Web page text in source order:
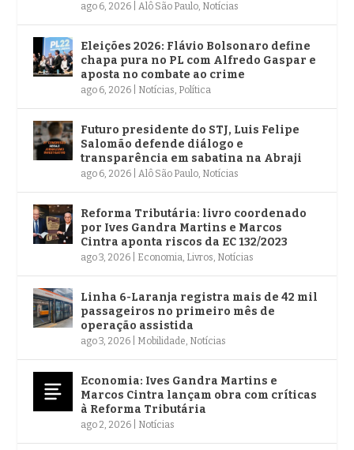
ago 6, 2026 |Alô São Paulo, Notícias
Eleições 2026: Flávio Bolsonaro define
chapa pura no PL com Alfredo Gaspar e
aposta no combate ao crime
ago 6, 2026 Notícias, Política
Futuro presidente do STJ, Luis Felipe
Salomão defende diálogo e
transparência em sabatina na Abraji
ago 6, 2026 |Alô São Paulo, Notícias
Reforma Tributária: livro coordenado
por Ives Gandra Martins e Marcos
Cintra aponta riscos da EC 132/2023
ago 3, 2026 Economia, Livros, Notícias
Linha 6-Laranja registra mais de 42 mil
passageiros no primeiro mês de
operação assistida
ago 3, 2026 Mobilidade, Notícias
Economia: Ives Gandra Martins e
Marcos Cintra lançam obra com críticas
à Reforma Tributária
ago 2, 2026 Notícias